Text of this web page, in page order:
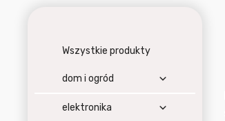
Wszystkie produkty
dom i ogród
elektronika